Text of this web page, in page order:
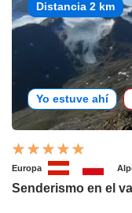
Distancia 2 km
Yo estuve ahí
Europa
Senderismo en el